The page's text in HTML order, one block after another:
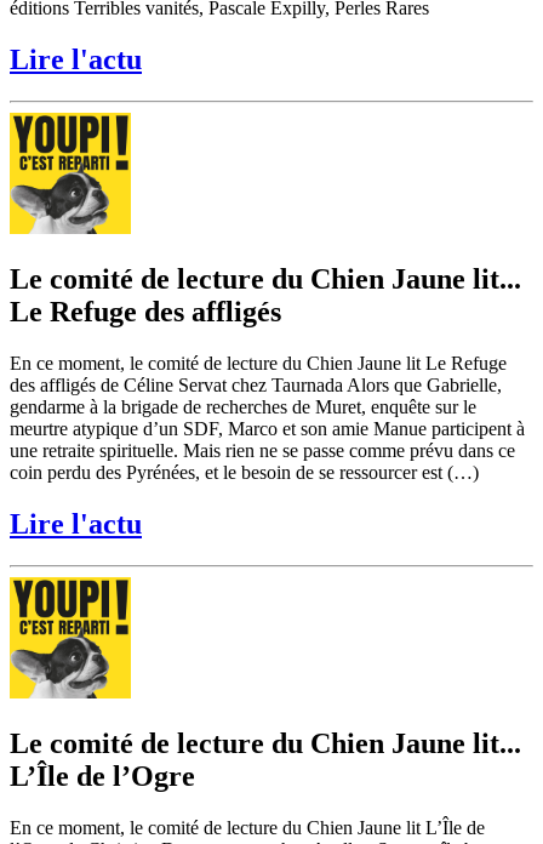
éditions Terribles vanités, Pascale Expilly, Perles Rares
Lire l'actu
Le comité de lecture du Chien Jaune lit...
Le Refuge des affligés
En ce moment, le comité de lecture du Chien Jaune lit Le Refuge
des affligés de Céline Servat chez Taurnada Alors que Gabrielle,
gendarme à la brigade de recherches de Muret, enquête sur le
meurtre atypique d’un SDF, Marco et son amie Manue participent à
une retraite spirituelle. Mais rien ne se passe comme prévu dans ce
coin perdu des Pyrénées, et le besoin de se ressourcer est (…)
Lire l'actu
Le comité de lecture du Chien Jaune lit...
L’Île de l’Ogre
En ce moment, le comité de lecture du Chien Jaune lit L’Île de